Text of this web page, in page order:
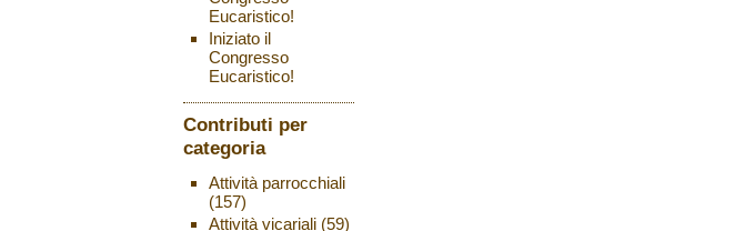
Eucaristico!
Iniziato il
Congresso
Eucaristico!
Contributi per
categoria
Attività parrocchiali
(157)
Attività vicariali(59)